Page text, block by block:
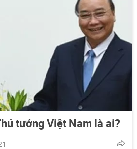
tướng Việt Nam là ai?